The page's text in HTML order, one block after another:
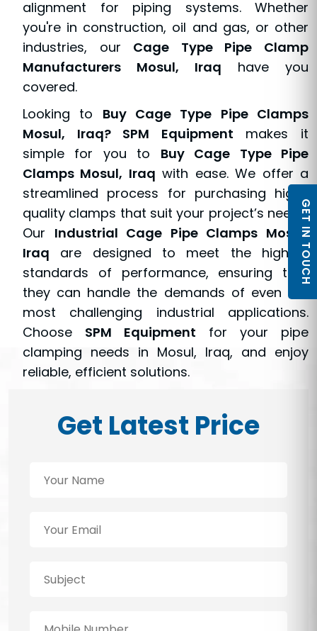
alignment for piping systems. Whether
you're in construction, oil and gas, or other
industries, our Cage Type Pipe Clamp
Manufacturers Mosul, Iraq have you
covered.
Looking to Buy Cage Type Pipe Clamps
Mosul, Iraq? SPM Equipment makes it
simple for you to Buy Cage Type Pipe
Clamps Mosul, Iraq with ease. We offer a
streamlined process for purchasing high-
quality clamps that suit your project’s needs.
Our Industrial Cage Pipe Clamps Mosul,
Iraq are designed to meet the highest
standards of performance, ensuring that
they can handle the demands of even the
most challenging industrial applications.
Choose SPM Equipment for your pipe
clamping needs in Mosul, Iraq, and enjoy
reliable, efficient solutions.
Get Latest Price
GET IN TOUCH